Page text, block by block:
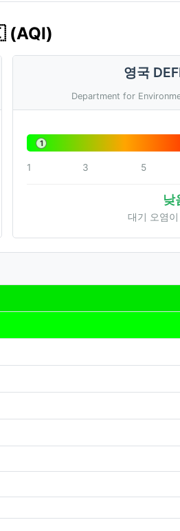
(AQI)
영국
Department for
1
1 3 5
낮
대기 오염